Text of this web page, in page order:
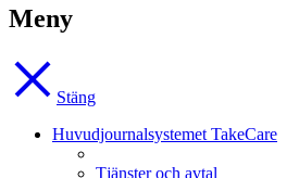
Meny
Stäng
Huvudjournalsystemet TakeCare
Tjänster och avtal